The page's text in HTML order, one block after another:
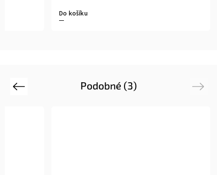
Do košíku
Podobné (3)
Previous Next